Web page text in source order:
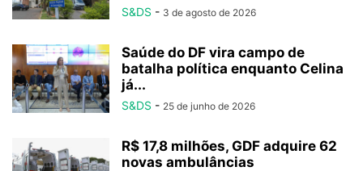
S&DS - 3 de agosto de 2026
Saúde do DF vira campo de
batalha política enquanto Celina
já...
S&DS - 25 de junho de 2026
R$ 17,8 milhões, GDF adquire 62
novas ambulâncias